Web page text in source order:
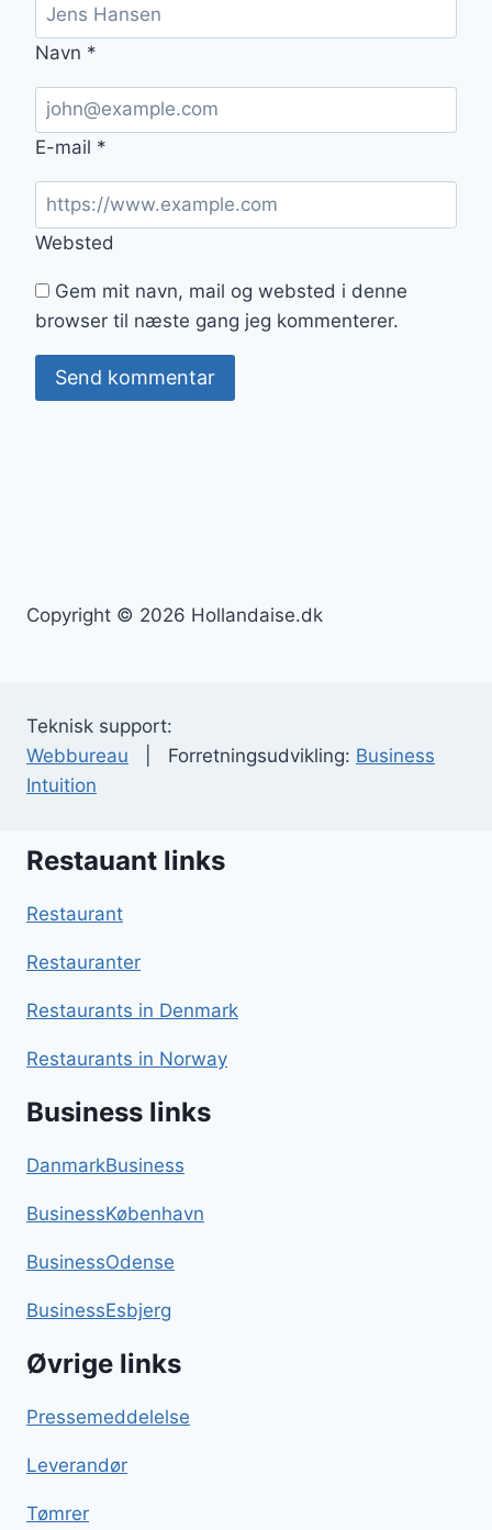
Navn *
E-mail *
Websted
Gem mit navn, mail og websted i denne
browser til næste gang jeg kommenterer.
Copyright © 2026 Hollandaise.dk
Teknisk support:
Webbureau | Forretningsudvikling: Business
Intuition
Restauant links
Restaurant
Restauranter
Restaurants in Denmark
Restaurants in Norway
Business links
DanmarkBusiness
BusinessKøbenhavn
BusinessOdense
BusinessEsbjerg
Øvrige links
Pressemeddelelse
Leverandør
Tømrer